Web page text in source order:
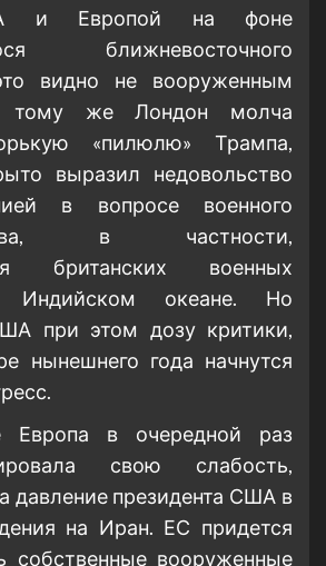
и Европой на фоне
ближневосточного
видно не вооруженным
тому же Лондон молча
«пилюлю» Трампа,
выразил недовольство
в вопросе военного
в частности,
британских военных
Индийском океане. Но
при этом дозу критики,
нынешнего года начнутся
в очередной раз
свою слабость,
давление президента США в
на Иран. ЕС придется
собственные вооруженные